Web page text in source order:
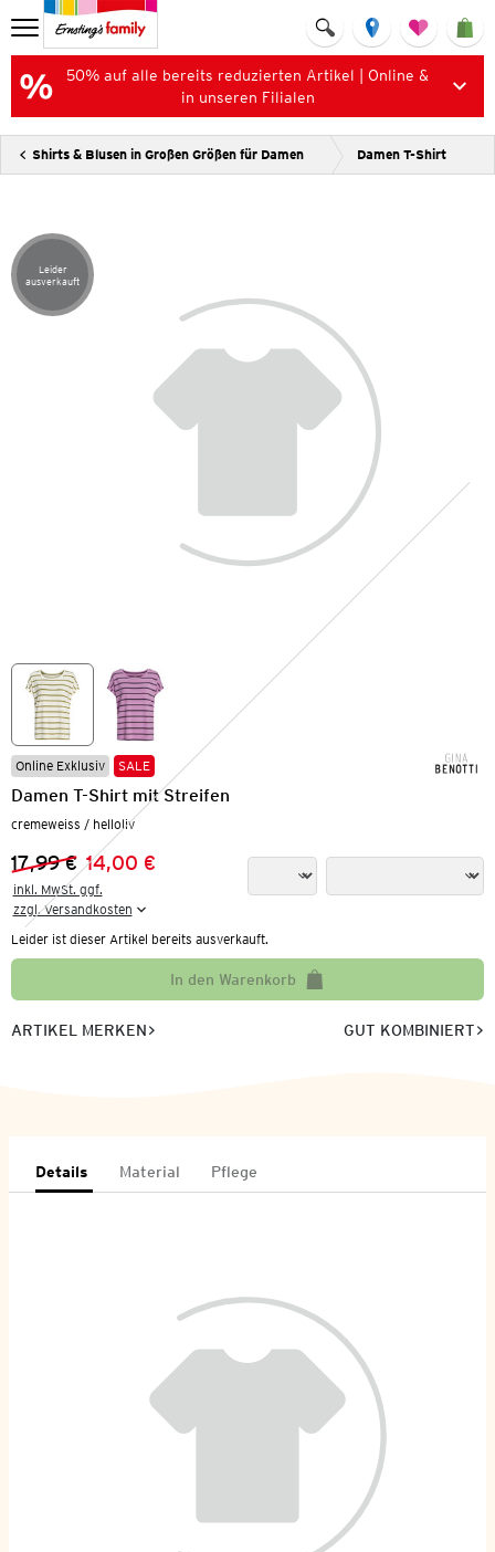
50% auf alle bereits reduzierten Artikel | Online &
in unseren Filialen
Shirts & Blusen in Großen Größen für Damen Damen T-Shirt
Artikel leider ausverkauft
Leider
ausverkauft
Online Exklusiv SALE
Damen T-Shirt mit Streifen
cremeweiss / helloliv
Vorheriger Preis:
17,99 €
Neuer Preis:
14,00 €
inkl. MwSt. ggf.
zzgl. Versandkosten
Leider ist dieser Artikel bereits ausverkauft.
In den Warenkorb
ARTIKEL MERKEN GUT KOMBINIERT
Details Material Pflege